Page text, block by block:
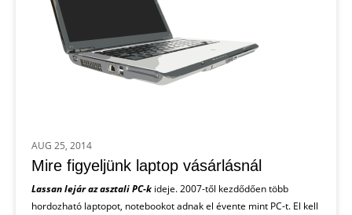
AUG 25, 2014
Mire figyeljünk laptop vásárlásnál
Lassan lejár az asztali PC-k ideje. 2007-től kezdődően több
hordozható laptopot, notebookot adnak el évente mint PC-t. El kell